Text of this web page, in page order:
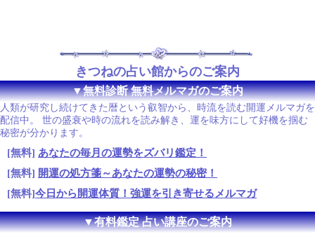
きつねの占い館からのご案内
▼無料診断 無料メルマガのご案内
人類が研究し続けてきた暦という叡智から、時流を読む開運メルマガを
配信中。 世の盛衰や時の流れを読み解き、運を味方にして好機を掴む
秘密が分かります。
[無料] あなたの毎月の運勢をズバリ鑑定！
[無料] 開運の処方箋～あなたの運勢の秘密！
[無料]今日から開運体質！強運を引き寄せるメルマガ
▼有料鑑定 占い講座のご案内